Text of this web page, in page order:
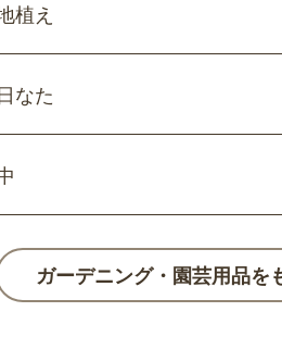
植え
日なた
ガーデニング・園芸用品を